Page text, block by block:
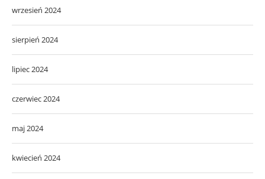
wrzesień 2024
sierpień 2024
lipiec 2024
czerwiec 2024
maj 2024
kwiecień 2024